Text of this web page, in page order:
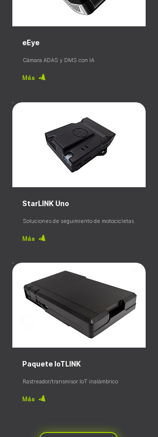
eEye
Cámara ADAS y DMS con IA
Más
StarLINK Uno
Soluciones de seguimiento de motocicletas
Más
Paquete IoTLINK
Rastreador/transmisor IoT inalámbrico
Más